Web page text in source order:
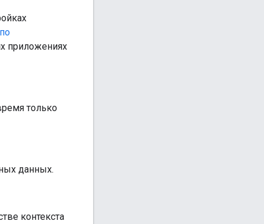
приложениях
только
данных.
контекста